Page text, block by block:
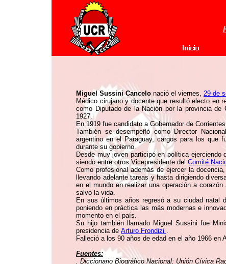
Miguel Sussini Cancelo nació el viernes, 29 de
Médico cirujano y docente que resultó electo en
como Diputado de la Nación por la provincia de
1927.
En 1919 fue candidato a Gobernador de
También se desempeñó como Director
argentino en el Paraguay, cargos para los que
durante su gobierno.
Desde muy joven participó en política ejerciendo
siendo entre otros Vicepresidente del Comité
Como profesional además de ejercer la
llevando adelante tareas y hasta dirigiendo
en el mundo en realizar una operación a
salvó la vida.
En sus últimos años regresó a su ciudad natal
poniendo en práctica las más modernas e
momento en el país.
Su hijo también llamado Miguel Sussini fue
presidencia de Arturo Frondizi .
Falleció a los 90 años de edad en el año 1966 en
Fuentes:
. Diccionario Biográfico Nacional: Unión Cívica